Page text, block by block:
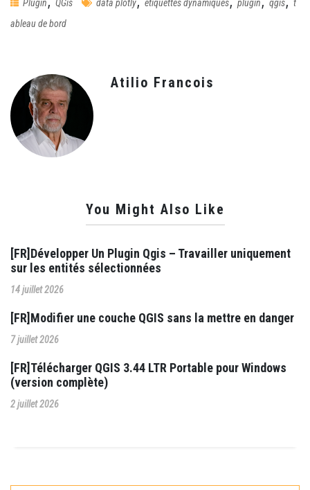
Plugin QGis data plotly étiquettes dynamiques plugin qgis
t
ableau de bord
Atilio Francois
You Might Also Like
[FR]Développer Un Plugin Qgis – Travailler uniquement
sur les entités sélectionnées
14 juillet 2026
[FR]Modifier une couche QGIS sans la mettre en danger
7 juillet 2026
[FR]Télécharger QGIS 3.44 LTR Portable pour Windows
(version complète)
2 juillet 2026